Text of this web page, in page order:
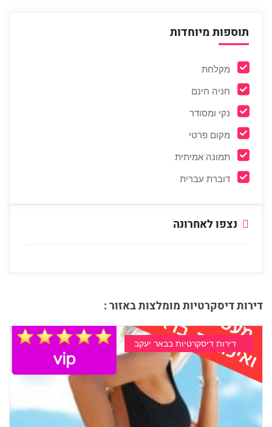
תוספות מיוחדות
מקלחת
חניה חינם
נקי ומסודר
מקום פרטי
תמונה אמיתית
דוברת עברית
נצפו לאחרונה
דירות דיסקרטיות מומלצות באזור :
דירות דיסקרטיות בבאר יעקב